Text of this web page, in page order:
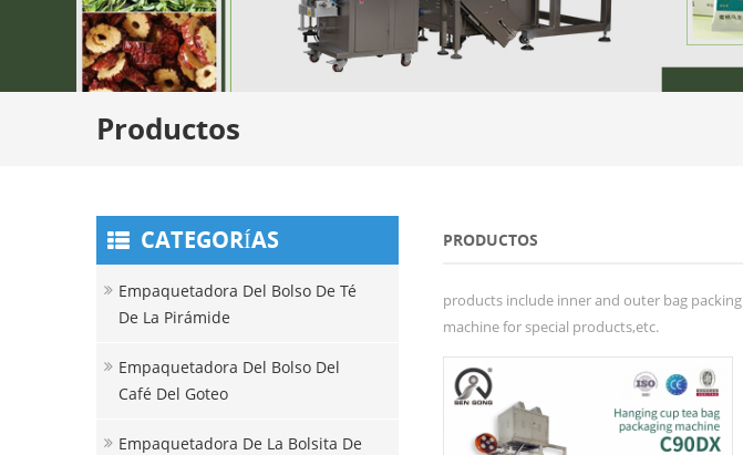
Productos
CATEGORÍAS
Empaquetadora Del Bolso De Té
De La Pirámide
Empaquetadora Del Bolso Del
Café Del Goteo
Empaquetadora De La Bolsita De
PRODUCTOS
products include inner and outer bag
machine for special products,etc.